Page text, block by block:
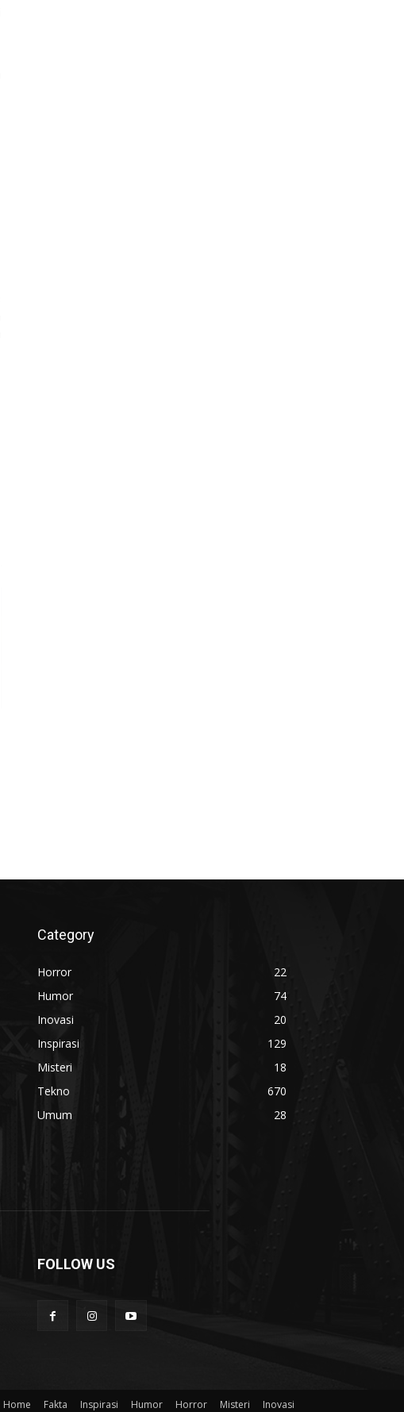
Category
Horror
22
Humor
74
Inovasi
20
Inspirasi
129
Misteri
18
Tekno
670
Umum
28
FOLLOW US
Home Fakta Inspirasi Humor Horror Misteri Inovasi